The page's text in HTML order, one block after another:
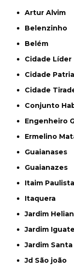
Artur Alvim
Belenzinho
Belém
Cidade Líder
Cidade
Cidade
Conjunto
Engenheiro
Ermelino
Guaianases
Guaianazes
Itaim Paulista
Itaquera
Jardim Helian
Jardim
Jardim
Jd São joão